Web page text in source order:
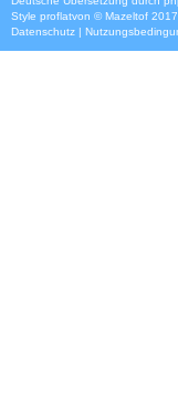
Style proflatvon ©Mazeltof 2017
Datenschutz |